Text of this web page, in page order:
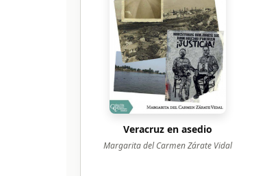
Veracruz en asedio
Margarita del Carmen Zárate Vidal